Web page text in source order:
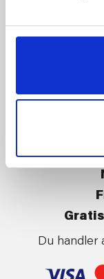
Kundeklubb
Du handler